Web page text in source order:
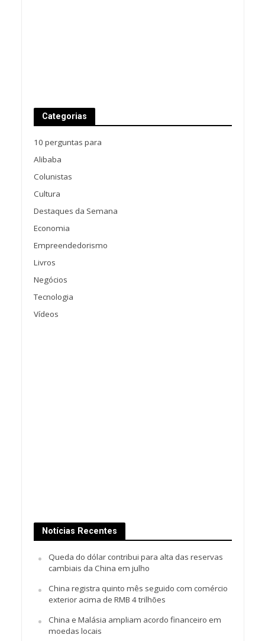
Categorias
10 perguntas para
Alibaba
Colunistas
Cultura
Destaques da Semana
Economia
Empreendedorismo
Livros
Negócios
Tecnologia
Vídeos
Notícias Recentes
Queda do dólar contribui para alta das reservas
cambiais da China em julho
China registra quinto mês seguido com comércio
exterior acima de RMB 4 trilhões
China e Malásia ampliam acordo financeiro em
moedas locais